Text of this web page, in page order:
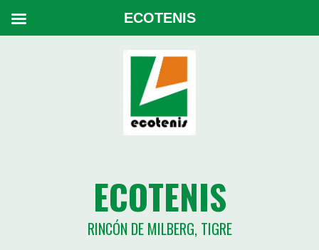
ECOTENIS
RINCÓN DE MILBERG, TIGRE
ECOTENIS